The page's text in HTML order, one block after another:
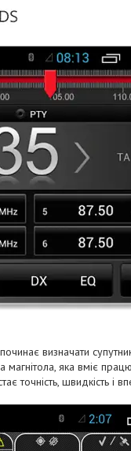
визначати
яка вміє
точність, швидкість і